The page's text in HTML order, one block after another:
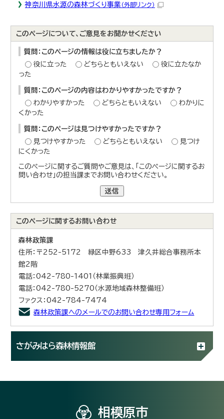
神奈川県水源の森林づくり事業 （外部リンク）
このページについて、ご意見をお聞かせください
質問：このページの情報は役に立ちましたか？
役に立った
どちらともいえない
役に立たなか
った
質問：このページの内容はわかりやすかったですか？
わかりやすかった
どちらともいえない
わかりに
くかった
質問：このページは見つけやすかったですか？
見つけやすかった
どちらともいえない
見つけ
にくかった
このページに関するご質問やご意見は、「このページに関するお
問い合わせ」の担当課までお問い合わせください。
送信
このページに関するお問い合わせ
森林政策課
住所：〒252-5172 緑区中野633 津久井総合事務所本
館2階
電話：042-780-1401（林業振興班）
電話：042-780-5270（水源地域森林整備班）
ファクス：042-784-7474
森林政策課へのメールでのお問い合わせ専用フォーム
さがみはら森林情報館
相模原市